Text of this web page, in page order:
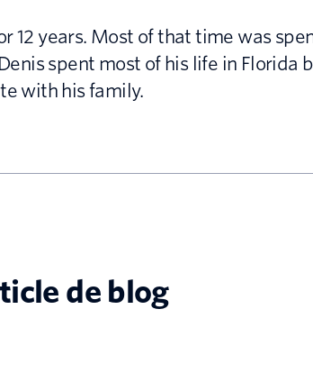
12 years. Most of that time was
spent most of his life in Florida
with his family.
de blog